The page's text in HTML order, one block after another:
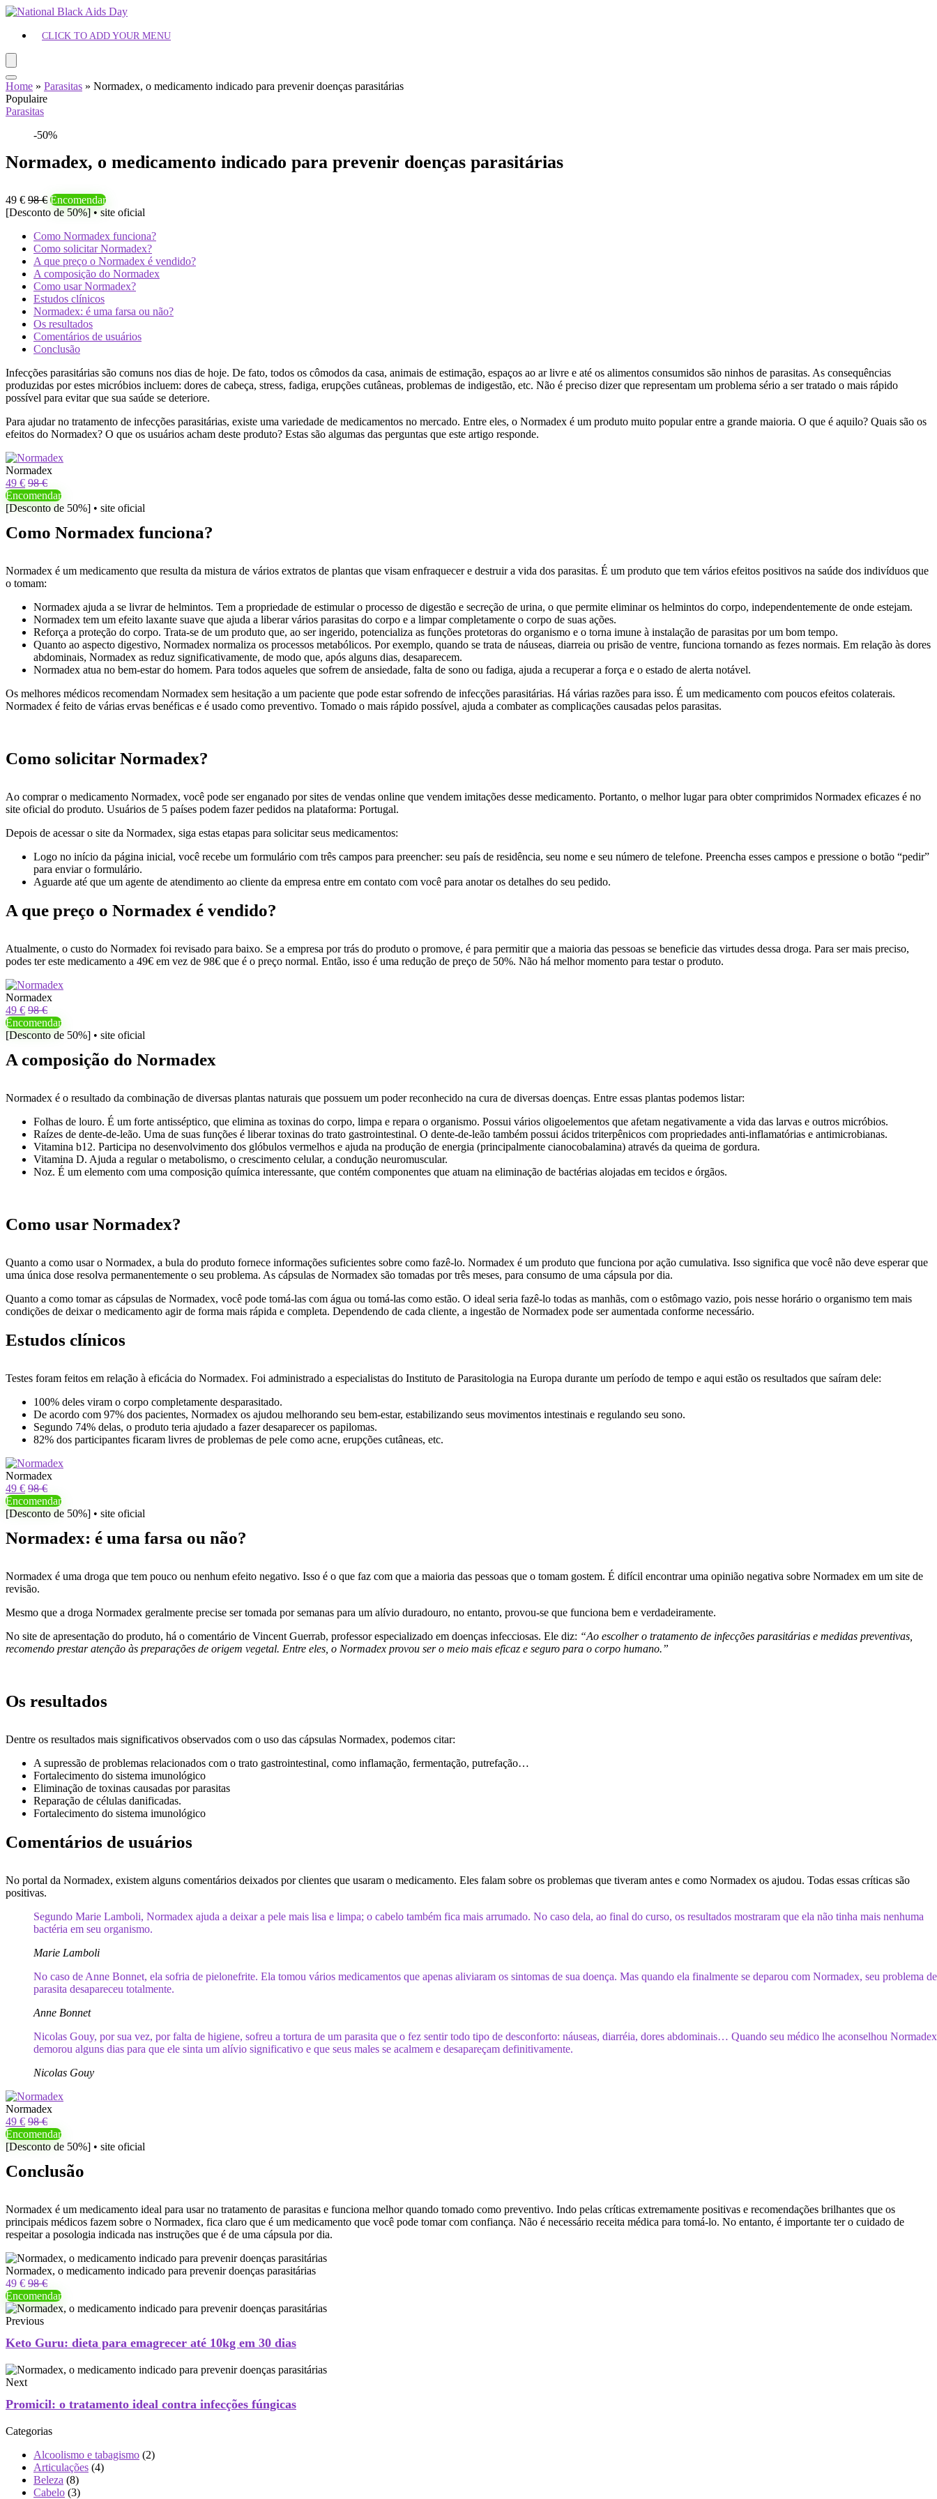
CLICK TO ADD YOUR MENU
Home » Parasitas » Normadex, o medicamento indicado para prevenir doenças parasitárias
Populaire
Parasitas
-50%
Normadex, o medicamento indicado para prevenir doenças parasitárias
49 € 98 € Encomendar
[Desconto de 50%] • site oficial
Como Normadex funciona?
Como solicitar Normadex?
A que preço o Normadex é vendido?
A composição do Normadex
Como usar Normadex?
Estudos clínicos
Normadex: é uma farsa ou não?
Os resultados
Comentários de usuários
Conclusão
Infecções parasitárias são comuns nos dias de hoje. De fato, todos os cômodos da casa, animais de estimação, espaços ao ar livre e até os alimentos consumidos são ninhos de parasitas. As consequências
produzidas por estes micróbios incluem: dores de cabeça, stress, fadiga, erupções cutâneas, problemas de indigestão, etc. Não é preciso dizer que representam um problema sério a ser tratado o mais rápido
possível para evitar que sua saúde se deteriore.
Para ajudar no tratamento de infecções parasitárias, existe uma variedade de medicamentos no mercado. Entre eles, o Normadex é um produto muito popular entre a grande maioria. O que é aquilo? Quais são os
efeitos do Normadex? O que os usuários acham deste produto? Estas são algumas das perguntas que este artigo responde.
Normadex
49 € 98 €
Encomendar
[Desconto de 50%] • site oficial
Como Normadex funciona?
Normadex é um medicamento que resulta da mistura de vários extratos de plantas que visam enfraquecer e destruir a vida dos parasitas. É um produto que tem vários efeitos positivos na saúde dos indivíduos que
o tomam:
Normadex ajuda a se livrar de helmintos. Tem a propriedade de estimular o processo de digestão e secreção de urina, o que permite eliminar os helmintos do corpo, independentemente de onde estejam.
Normadex tem um efeito laxante suave que ajuda a liberar vários parasitas do corpo e a limpar completamente o corpo de suas ações.
Reforça a proteção do corpo. Trata-se de um produto que, ao ser ingerido, potencializa as funções protetoras do organismo e o torna imune à instalação de parasitas por um bom tempo.
Quanto ao aspecto digestivo, Normadex normaliza os processos metabólicos. Por exemplo, quando se trata de náuseas, diarreia ou prisão de ventre, funciona tornando as fezes normais. Em relação às dores
abdominais, Normadex as reduz significativamente, de modo que, após alguns dias, desaparecem.
Normadex atua no bem-estar do homem. Para todos aqueles que sofrem de ansiedade, falta de sono ou fadiga, ajuda a recuperar a força e o estado de alerta notável.
Os melhores médicos recomendam Normadex sem hesitação a um paciente que pode estar sofrendo de infecções parasitárias. Há várias razões para isso. É um medicamento com poucos efeitos colaterais.
Normadex é feito de várias ervas benéficas e é usado como preventivo. Tomado o mais rápido possível, ajuda a combater as complicações causadas pelos parasitas.
Como solicitar Normadex?
Ao comprar o medicamento Normadex, você pode ser enganado por sites de vendas online que vendem imitações desse medicamento. Portanto, o melhor lugar para obter comprimidos Normadex eficazes é no
site oficial do produto. Usuários de 5 países podem fazer pedidos na plataforma: Portugal.
Depois de acessar o site da Normadex, siga estas etapas para solicitar seus medicamentos:
Logo no início da página inicial, você recebe um formulário com três campos para preencher: seu país de residência, seu nome e seu número de telefone. Preencha esses campos e pressione o botão “pedir”
para enviar o formulário.
Aguarde até que um agente de atendimento ao cliente da empresa entre em contato com você para anotar os detalhes do seu pedido.
A que preço o Normadex é vendido?
Atualmente, o custo do Normadex foi revisado para baixo. Se a empresa por trás do produto o promove, é para permitir que a maioria das pessoas se beneficie das virtudes dessa droga. Para ser mais preciso,
podes ter este medicamento a 49€ em vez de 98€ que é o preço normal. Então, isso é uma redução de preço de 50%. Não há melhor momento para testar o produto.
Normadex
49 € 98 €
Encomendar
[Desconto de 50%] • site oficial
A composição do Normadex
Normadex é o resultado da combinação de diversas plantas naturais que possuem um poder reconhecido na cura de diversas doenças. Entre essas plantas podemos listar:
Folhas de louro. É um forte antisséptico, que elimina as toxinas do corpo, limpa e repara o organismo. Possui vários oligoelementos que afetam negativamente a vida das larvas e outros micróbios.
Raízes de dente-de-leão. Uma de suas funções é liberar toxinas do trato gastrointestinal. O dente-de-leão também possui ácidos triterpênicos com propriedades anti-inflamatórias e antimicrobianas.
Vitamina b12. Participa no desenvolvimento dos glóbulos vermelhos e ajuda na produção de energia (principalmente cianocobalamina) através da queima de gordura.
Vitamina D. Ajuda a regular o metabolismo, o crescimento celular, a condução neuromuscular.
Noz. É um elemento com uma composição química interessante, que contém componentes que atuam na eliminação de bactérias alojadas em tecidos e órgãos.
Como usar Normadex?
Quanto a como usar o Normadex, a bula do produto fornece informações suficientes sobre como fazê-lo. Normadex é um produto que funciona por ação cumulativa. Isso significa que você não deve esperar que
uma única dose resolva permanentemente o seu problema. As cápsulas de Normadex são tomadas por três meses, para consumo de uma cápsula por dia.
Quanto a como tomar as cápsulas de Normadex, você pode tomá-las com água ou tomá-las como estão. O ideal seria fazê-lo todas as manhãs, com o estômago vazio, pois nesse horário o organismo tem mais
condições de deixar o medicamento agir de forma mais rápida e completa. Dependendo de cada cliente, a ingestão de Normadex pode ser aumentada conforme necessário.
Estudos clínicos
Testes foram feitos em relação à eficácia do Normadex. Foi administrado a especialistas do Instituto de Parasitologia na Europa durante um período de tempo e aqui estão os resultados que saíram dele:
100% deles viram o corpo completamente desparasitado.
De acordo com 97% dos pacientes, Normadex os ajudou melhorando seu bem-estar, estabilizando seus movimentos intestinais e regulando seu sono.
Segundo 74% delas, o produto teria ajudado a fazer desaparecer os papilomas.
82% dos participantes ficaram livres de problemas de pele como acne, erupções cutâneas, etc.
Normadex
49 € 98 €
Encomendar
[Desconto de 50%] • site oficial
Normadex: é uma farsa ou não?
Normadex é uma droga que tem pouco ou nenhum efeito negativo. Isso é o que faz com que a maioria das pessoas que o tomam gostem. É difícil encontrar uma opinião negativa sobre Normadex em um site de
revisão.
Mesmo que a droga Normadex geralmente precise ser tomada por semanas para um alívio duradouro, no entanto, provou-se que funciona bem e verdadeiramente.
No site de apresentação do produto, há o comentário de Vincent Guerrab, professor especializado em doenças infecciosas. Ele diz: “Ao escolher o tratamento de infecções parasitárias e medidas preventivas,
recomendo prestar atenção às preparações de origem vegetal. Entre eles, o Normadex provou ser o meio mais eficaz e seguro para o corpo humano.”
Os resultados
Dentre os resultados mais significativos observados com o uso das cápsulas Normadex, podemos citar:
A supressão de problemas relacionados com o trato gastrointestinal, como inflamação, fermentação, putrefação…
Fortalecimento do sistema imunológico
Eliminação de toxinas causadas por parasitas
Reparação de células danificadas.
Fortalecimento do sistema imunológico
Comentários de usuários
No portal da Normadex, existem alguns comentários deixados por clientes que usaram o medicamento. Eles falam sobre os problemas que tiveram antes e como Normadex os ajudou. Todas essas críticas são
positivas.
Segundo Marie Lamboli, Normadex ajuda a deixar a pele mais lisa e limpa; o cabelo também fica mais arrumado. No caso dela, ao final do curso, os resultados mostraram que ela não tinha mais nenhuma
bactéria em seu organismo.
Marie Lamboli
No caso de Anne Bonnet, ela sofria de pielonefrite. Ela tomou vários medicamentos que apenas aliviaram os sintomas de sua doença. Mas quando ela finalmente se deparou com Normadex, seu problema de
parasita desapareceu totalmente.
Anne Bonnet
Nicolas Gouy, por sua vez, por falta de higiene, sofreu a tortura de um parasita que o fez sentir todo tipo de desconforto: náuseas, diarréia, dores abdominais… Quando seu médico lhe aconselhou
demorou alguns dias para que ele sinta um alívio significativo e que seus males se acalmem e desapareçam definitivamente.
Nicolas Gouy
Normadex
49 € 98 €
Encomendar
[Desconto de 50%] • site oficial
Conclusão
Normadex é um medicamento ideal para usar no tratamento de parasitas e funciona melhor quando tomado como preventivo. Indo pelas críticas extremamente positivas e recomendações brilhantes que os
principais médicos fazem sobre o Normadex, fica claro que é um medicamento que você pode tomar com confiança. Não é necessário receita médica para tomá-lo. No entanto, é importante ter o cuidado de
respeitar a posologia indicada nas instruções que é de uma cápsula por dia.
Normadex, o medicamento indicado para prevenir doenças parasitárias
49 € 98 €
Encomendar
Previous
Keto Guru: dieta para emagrecer até 10kg em 30 dias
Next
Promicil: o tratamento ideal contra infecções fúngicas
Categorias
Alcoolismo e tabagismo (2)
Articulações (4)
Beleza (8)
Cabelo (3)